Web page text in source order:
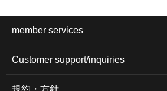
member services
Customer support/inquiries
規約・方針